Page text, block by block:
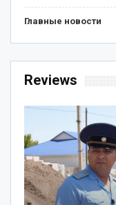
Главные новости
Reviews